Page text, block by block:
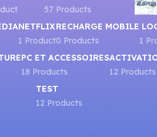
57 Products
NETFLIX
1 Product
RECHARGE MOBILE
0 Products
1
PC ET ACCESSOIRES
18 Products
12 Products
TEST
12 Products